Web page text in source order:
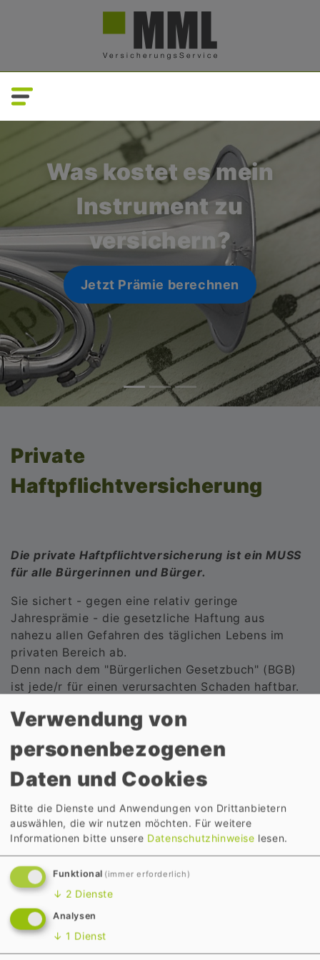
Was kostet es mein
Instrument zu
versichern?
Jetzt Prämie berechnen
Private
Haftpflichtversicherung
Die private Haftpflichtversicherung ist ein MUSS
für alle Bürgerinnen und Bürger.
Sie sichert - gegen eine relativ geringe
Jahresprämie - die gesetzliche Haftung aus
nahezu allen Gefahren des täglichen Lebens im
privaten Bereich ab.
Denn nach dem "Bürgerlichen Gesetzbuch" (BGB)
ist jede/r für einen verursachten Schaden haftbar.
Mitversichert sind üblicherweise Ehepartner und
unverheiratete Kinder bis zum Abschluss der
Zusätzliche Risiken werden oft gegen einen
geringen Mehrbeitrag eingeschlossen. Das sind
zum Beispiel
ehrenamtliche Tätigkeiten
Schlüsselverlust
Schäden an gemieteten Sachen
uvm
Lassen Sie sich daher individuell und Ihren
Bedürfnissen entsprechend beraten!
Verwendung von
personenbezogenen
Daten und Cookies
Bitte die Dienste und Anwendungen von Drittanbietern
auswählen, die wir nutzen möchten. Für weitere
Informationen bitte unsere Datenschutzhinweise lesen.
Funktional (immer erforderlich)
↓ 2 Dienste
Analysen
↓ 1 Dienst